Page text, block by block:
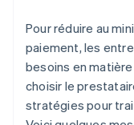
Pour réduire au
paiement, les
besoins en
choisir le
stratégies pour